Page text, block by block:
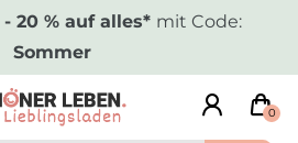
- 20 % auf alles* mit Code:
Sommer
0